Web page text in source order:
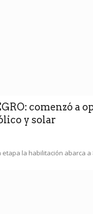
comenzó a
y solar
etapa la habilitación abarca